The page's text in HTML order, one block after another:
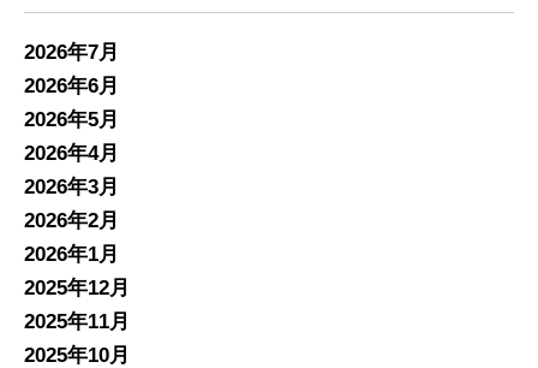
2026年7月
2026年6月
2026年5月
2026年4月
2026年3月
2026年2月
2026年1月
2025年12月
2025年11月
2025年10月